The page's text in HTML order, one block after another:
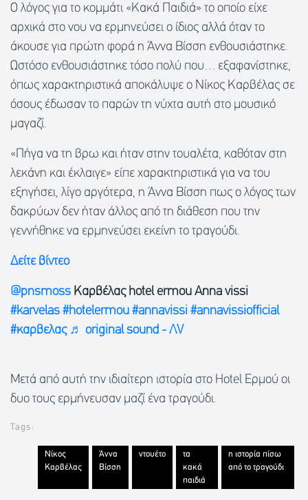
Ο λόγος για το κομμάτι «Κακά Παιδιά» το οποίο είχε
αρχικά στο νου να ερμηνεύσει ο ίδιος αλλά όταν το
άκουσε για πρώτη φορά η Άννα Βίσση ενθουσιάστηκε.
Ωστόσο ενθουσιάστηκε τόσο πολύ που… εξαφανίστηκε,
όπως χαρακτηριστικά αποκάλυψε ο Νίκος Καρβέλας σε
όσους έδωσαν το παρών τη νύχτα αυτή στο μουσικό
μαγαζί.
«Πήγα να τη βρω και ήταν στην τουαλέτα, καθόταν στη
λεκάνη και έκλαιγε» είπε χαρακτηριστικά για να του
εξηγήσει, λίγο αργότερα, η Άννα Βίσση πως ο λόγος των
δακρύων δεν ήταν άλλος από τη διάθεση που την
γεννήθηκε να ερμηνεύσει εκείνη το τραγούδι.
Δείτε βίντεο
@pnsmoss Καρβέλας hotel ermou Anna vissi
#karvelas #hotelermou #annavissi #annavissiofficial
#καρβελας ♬ original sound - ΛV
Μετά από αυτή την ιδιαίτερη ιστορία στο Hotel Ερμού οι
δυο τους ερμήνευσαν μαζί ένα τραγούδι.
Tags:
Νίκος
Καρβέλας
Άννα
Βίσση
ντουέτο
τα
κακά
παιδιά
η ιστορία πίσω
από το τραγούδι